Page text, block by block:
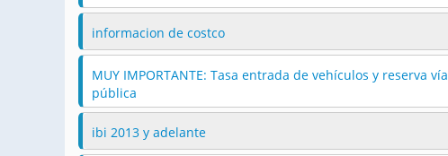
informacion de costco
MUY IMPORTANTE: Tasa entrada de vehículos y reserva vía
pública
ibi 2013 y adelante